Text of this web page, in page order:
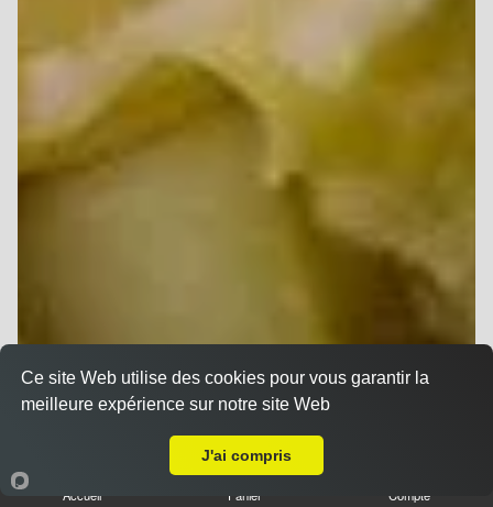
Accueil Panier Compte
Ce site Web utilise des cookies pour vous garantir la
meilleure expérience sur notre site Web
J'ai compris